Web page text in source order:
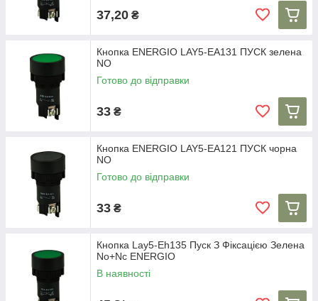
37,20 ₴
Кнопка ENERGIO LAY5-EA131 ПУСК зелена
NO
Готово до відправки
33 ₴
Кнопка ENERGIO LAY5-EA121 ПУСК чорна
NO
Готово до відправки
33 ₴
Кнопка Lay5-Eh135 Пуск З Фіксацією Зелена
No+Nc ENERGIO
В наявності